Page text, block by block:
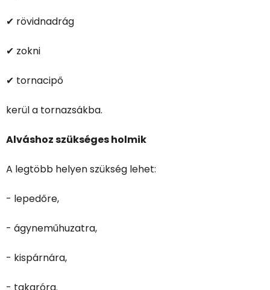
✔ rövidnadrág
✔ zokni
✔ tornacipő
kerül a tornazsákba.
Alváshoz szükséges holmik
A legtöbb helyen szükség lehet:
- lepedőre,
- ágyneműhuzatra,
- kispárnára,
- takaróra.